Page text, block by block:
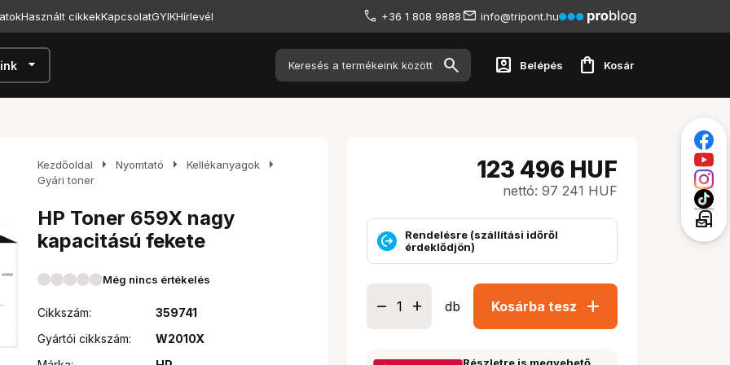
Használt cikkekKapcsolatGYIKHírlevél +36 1 808 9888 info@tripont.hu
arrow_drop_down account_box Belépés shopping_bag Kosár
Kezdőoldal arrow_right Nyomtató arrow_right Kellékanyagok arrow_right
Gyári toner
HP Toner 659X nagy
kapacitású fekete
Még nincs értékelés
Cikkszám:
359741
Gyártói cikkszám:
W2010X
123 496 HUF
nettó: 97 241 HUF
Rendelésre (szállítási időről
érdeklődjön)
db Kosárba tesz add
local_post_office